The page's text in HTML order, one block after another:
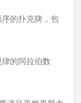
的扑克牌，包
的阿拉伯数